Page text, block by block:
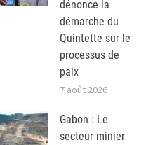
dénonce la
démarche du
Quintette sur le
processus de
paix
7 août 2026
Gabon : Le
secteur minier